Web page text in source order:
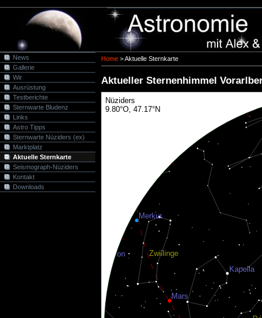
News
Gallerie
Wir
Ausrüstung
Testberichte
Sternwarte Bludenz
Links
Astro Tipps
Sternwarte Nüziders (ex)
Marktplatz
Aktuelle Sternkarte
Seismograph-Nüziders
Kontakt
Downloads
Home >Aktuelle Sternkarte
Aktueller Sternenhimmel